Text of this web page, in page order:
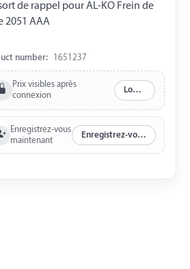
de rappel pour AL-KO Frein de
2051 AAA
number: 1651237
Prix visibles après
connexion
Log in
Enregistrez-vous
maintenant
Enregistrez-vous maintenant